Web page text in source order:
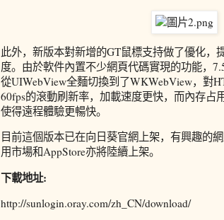
此外，新版本對新增的GT鼠標支持做了優化，
度。由於軟件內置不少網頁代碼實現的功能，
從UIWebView全麵切換到了WKWebView，對
60fps的滾動刷新率，加載速度更快，而內存占
使得遠程體驗更暢快。
目前這個版本已在向日葵官網上架，有興趣的
用市場和AppStore亦將陸續上架。
下載地址:
http://sunlogin.oray.com/zh_CN/download/